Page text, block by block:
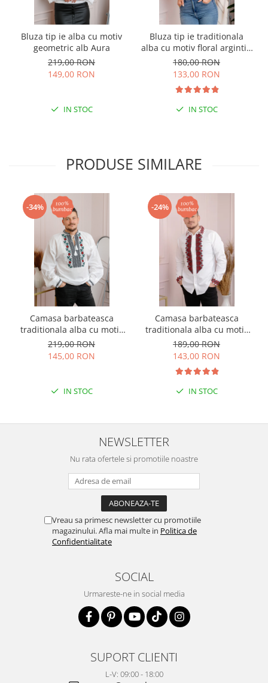
Bluza tip ie alba cu motiv
geometric alb Aura
219,00 RON
149,00 RON
IN STOC
Bluza tip ie traditionala
alba cu motiv floral argintiu
Angelica 02
180,00 RON
133,00 RON
IN STOC
PRODUSE SIMILARE
-34%
Camasa barbateasca
traditionala alba cu motiv
floral rosu Denis
219,00 RON
145,00 RON
IN STOC
-24%
Camasa barbateasca
traditionala alba cu motiv
geometric rosu Petru 07
189,00 RON
143,00 RON
IN STOC
NEWSLETTER
Nu rata ofertele si promotiile noastre
Vreau sa primesc newsletter cu promotiile
magazinului. Afla mai multe in Politica de
Confidentialitate
SOCIAL
Urmareste-ne in social media
SUPORT CLIENTI
L-V: 09:00 - 18:00